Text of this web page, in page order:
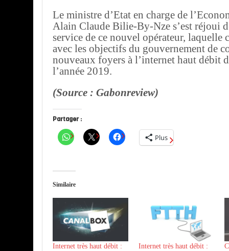
Le ministre d’Etat en charge de
Alain Claude Bilie-By-Nze s’est réjoui
service de ce nouvel opérateur, laquelle
avec les objectifs du gouvernement de
nouveaux foyers à l’internet haut débit
l’année 2019.
(Source : Gabonreview)
Partager :
Plus
Similaire
Internet très haut débit :
Internet très haut débit :